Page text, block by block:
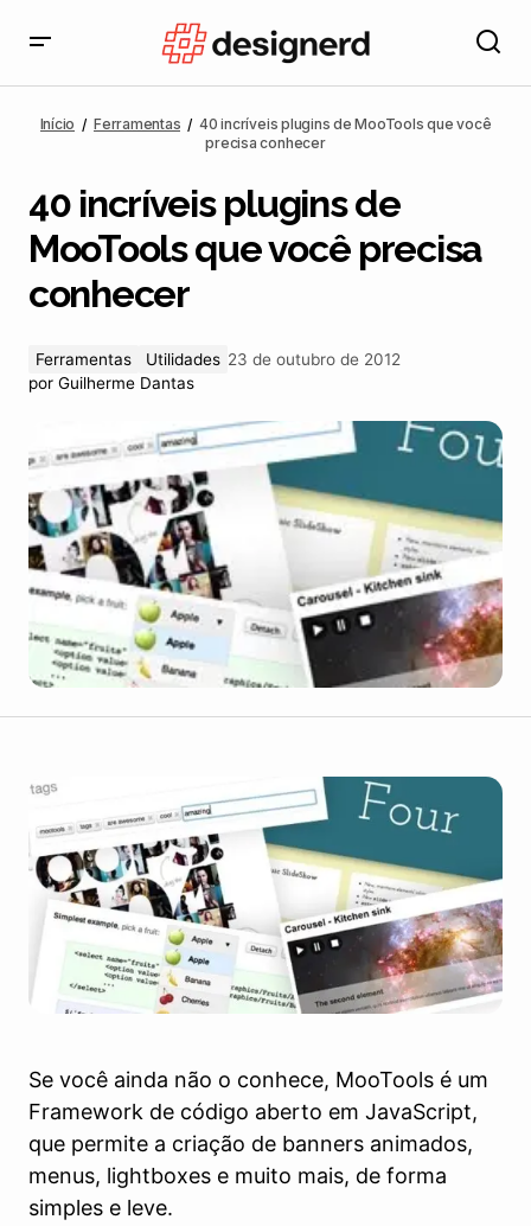
conhecer
Início Ferramentas
40 incríveis plugins de MooTools que você
precisa conhecer
40 incríveis plugins de
MooTools que você precisa
conhecer
Ferramentas Utilidades 23 de outubro de 2012
por Guilherme Dantas
Se você ainda não o conhece, MooTools é um
Framework de código aberto em JavaScript,
que permite a criação de banners animados,
menus, lightboxes e muito mais, de forma
simples e leve.